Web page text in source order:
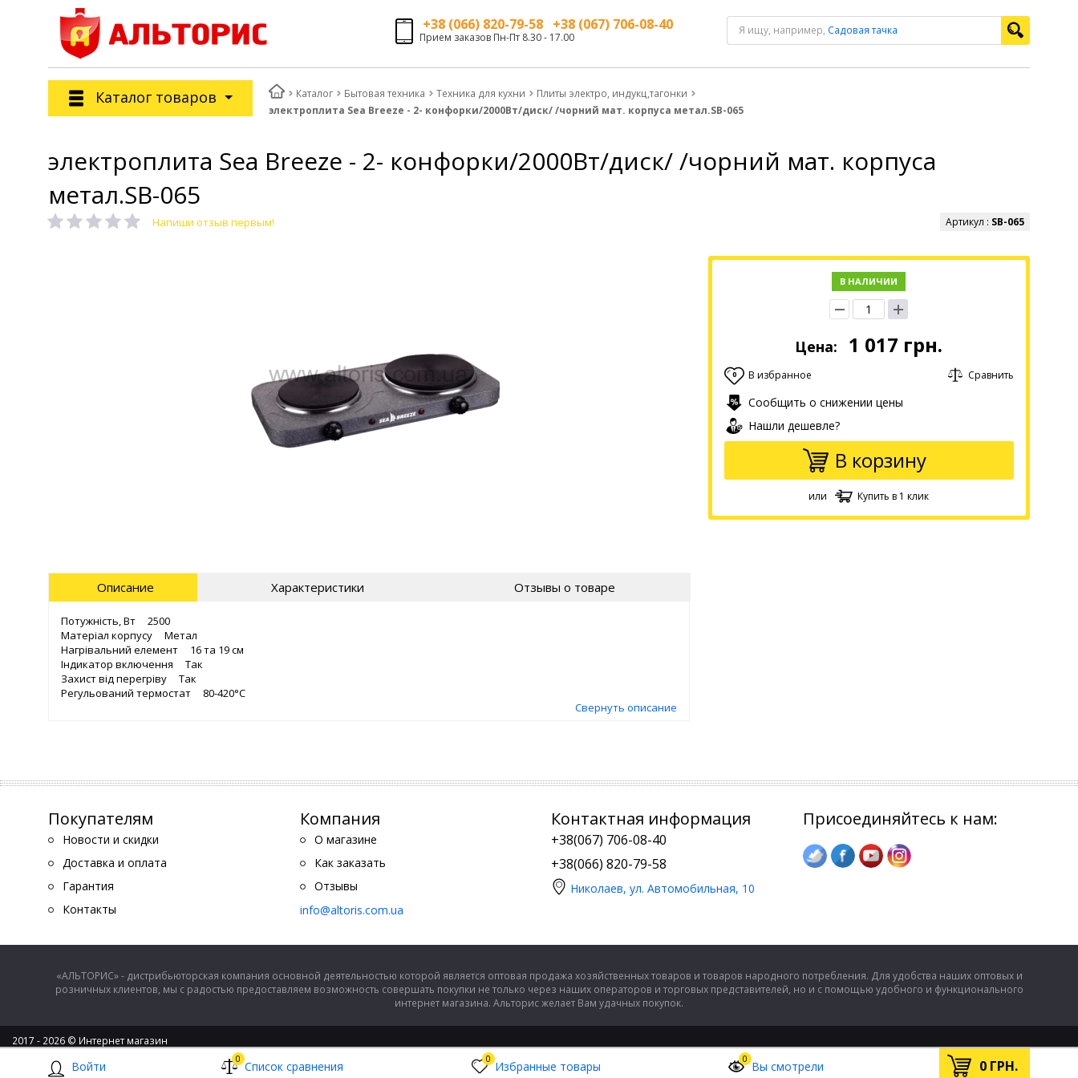
Войти 0 Список сравнения 0 Избранные товары 0 Вы смотрели 0 ГРН.
+38 (066) 820-79-58 +38 (067) 706-08-40
Прием заказов Пн-Пт 8.30 - 17.00
Я ищу, например, Садовая тачка
Каталог товаров Каталог Бытовая техника Техника для кухни
Плиты электро, индукц,тагонки
электроплита Sea Breeze - 2- конфорки/2000Вт/диск/ /чорний мат. корпуса метал.SB-065
электроплита Sea Breeze - 2- конфорки/2000Вт/диск/ /чорний мат. корпуса
метал.SB-065
Напиши отзыв первым! Артикул : SB-065
В НАЛИЧИИ
Цена: 1 017 грн.
0 В избранное Сравнить
Сообщить о снижении цены
Нашли дешевле?
В корзину
или Купить в 1 клик
Описание Характеристики Отзывы о товаре
Потужність, Вт 2500
Матеріал корпусу Метал
Нагрівальний елемент 16 та 19 см
Індикатор включення Так
Захист від перегріву Так
Регульований термостат 80-420°С
Свернуть описание
Покупателям
Новости и скидки
Доставка и оплата
Гарантия
Контакты
Компания
О магазине
Как заказать
Отзывы
info@altoris.com.ua
Контактная информация
+38(067) 706-08-40
+38(066) 820-79-58
Николаев, ул. Автомобильная, 10
Присоединяйтесь к нам:
«АЛЬТОРИС» - дистрибьюторская компания основной деятельностью которой является оптовая продажа хозяйственных товаров и товаров народного потребления. Для удобства наших оптовых и
розничных клиентов, мы с радостью предоставляем возможность совершать покупки не только через наших операторов и торговых представителей, но и с помощью удобного и функционального
интернет магазина. Альторис желает Вам удачных покупок.
2017 - 2026 © Интернет магазин
ООО "Альторис" - хозяйственные товары и бытовая техника